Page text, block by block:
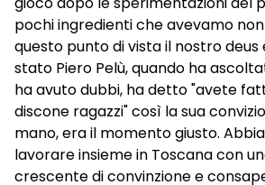
pochi ingredienti che avevamo
questo punto di vista il nostro deus
stato Piero Pelù, quando ha
ha avuto dubbi, ha detto "avete
discone ragazzi" così la sua
mano, era il momento giusto.
lavorare insieme in Toscana con
crescente di convinzione e